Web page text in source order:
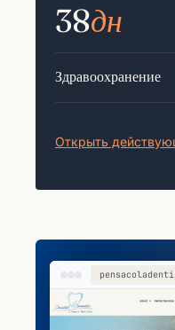
38дн
Здравоохранение
Открыть